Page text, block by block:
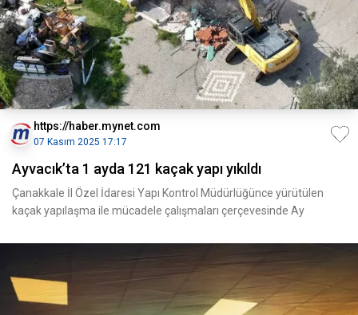
https://haber.mynet.com
07 Kasım 2025 17:17
Ayvacık’ta 1 ayda 121 kaçak yapı yıkıldı
Çanakkale İl Özel İdaresi Yapı Kontrol Müdürlüğünce yürütülen
kaçak yapılaşma ile mücadele çalışmaları çerçevesinde Ay